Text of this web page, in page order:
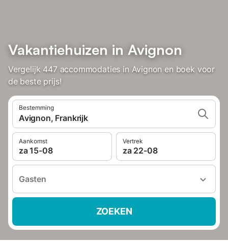
Vakantiehuizen in Avignon
Vergelijk 447 accommodaties in Avignon en boek voor
de beste prijs!
Bestemming
Avignon, Frankrijk
Aankomst
za 15-08
Vertrek
za 22-08
Gasten
ZOEKEN